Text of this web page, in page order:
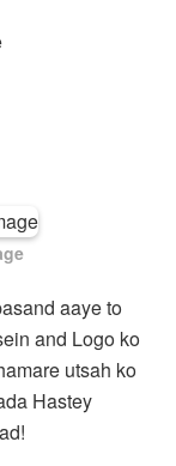
aaye to
and Logo ko
utsah ko
Hastey